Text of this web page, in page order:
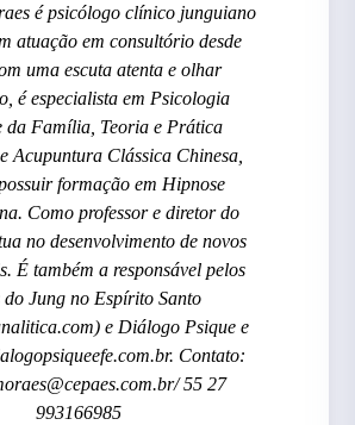
é psicólogo clínico junguiano
atuação em consultório desde
uma escuta atenta e olhar
é especialista em Psicologia
da Família, Teoria e Prática
Acupuntura Clássica Chinesa,
formação em Hipnose
Como professor e diretor do
no desenvolvimento de novos
É também a responsável pelos
do Jung no Espírito Santo
e Diálogo Psique e
Contato:
55 27
993166985